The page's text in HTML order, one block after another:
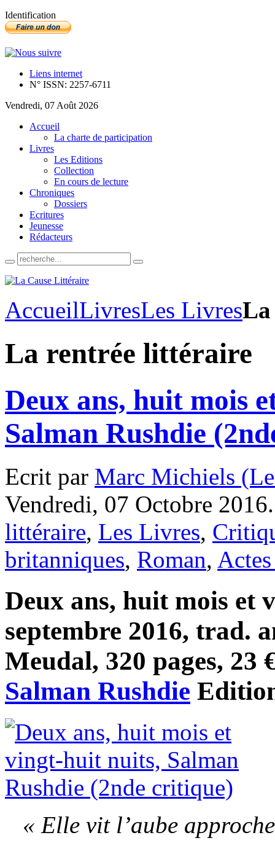
Identification
Liens internet
N° ISSN: 2257-6711
Vendredi, 07 Août 2026
Accueil
La charte de participation
Livres
Les Editions
Collection
En cours de lecture
Chroniques
Dossiers
Ecritures
Jeunesse
Rédacteurs
AccueilLivresLes LivresLa
La rentrée littéraire
Deux ans, huit mois
Salman Rushdie
Ecrit par Marc Michiels
Vendredi, 07 Octobre
littéraire, Les Livres,
britanniques, Roman,
Deux ans, huit mois et
septembre 2016, trad.
Meudal, 320 pages, 23
Salman Rushdie
« Elle vit l’aube